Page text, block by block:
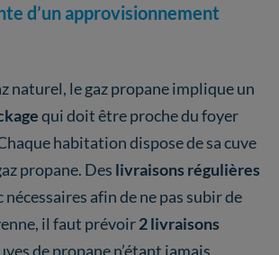
d’un approvisionnement
naturel, le gaz propane implique un
qui doit être proche du foyer
habitation dispose de sa cuve
propane. Des livraisons régulières
nécessaires afin de ne pas subir de
il faut prévoir2 livraisons
de propane n’étant jamais